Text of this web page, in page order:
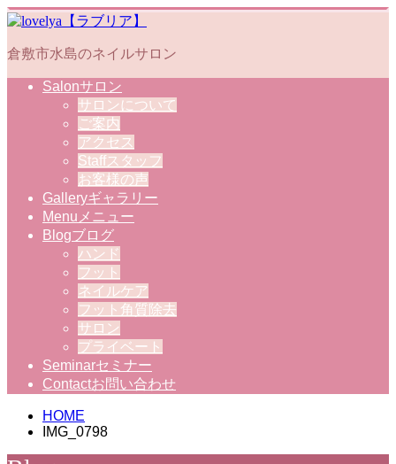
倉敷市水島のネイルサロン
Salonサロン
サロンについて
ご案内
アクセス
Staffスタッフ
お客様の声
Galleryギャラリー
Menu メニュー
Blogブログ
ハンド
フット
ネイルケア
フット角質除去
サロン
プライベート
Seminarセミナー
Contactお問い合わせ
HOME
IMG_0798